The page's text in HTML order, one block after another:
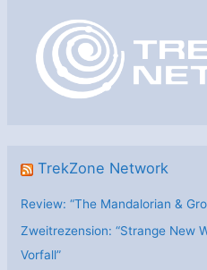
TrekZone Network
Review: “The Mandalorian &
Zweitrezension: “Strange New
Vorfall”